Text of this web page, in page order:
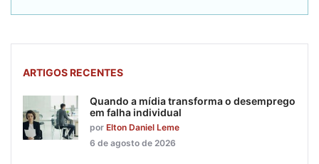
ARTIGOS RECENTES
Quando a mídia transforma o desemprego
em falha individual
por Elton Daniel Leme
6 de agosto de 2026